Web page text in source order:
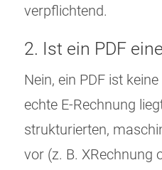
verpflichtend.
2. Ist ein PDF
Nein, ein PDF ist
echte E-Rechnung
strukturierten,
vor (z. B. XRechnung